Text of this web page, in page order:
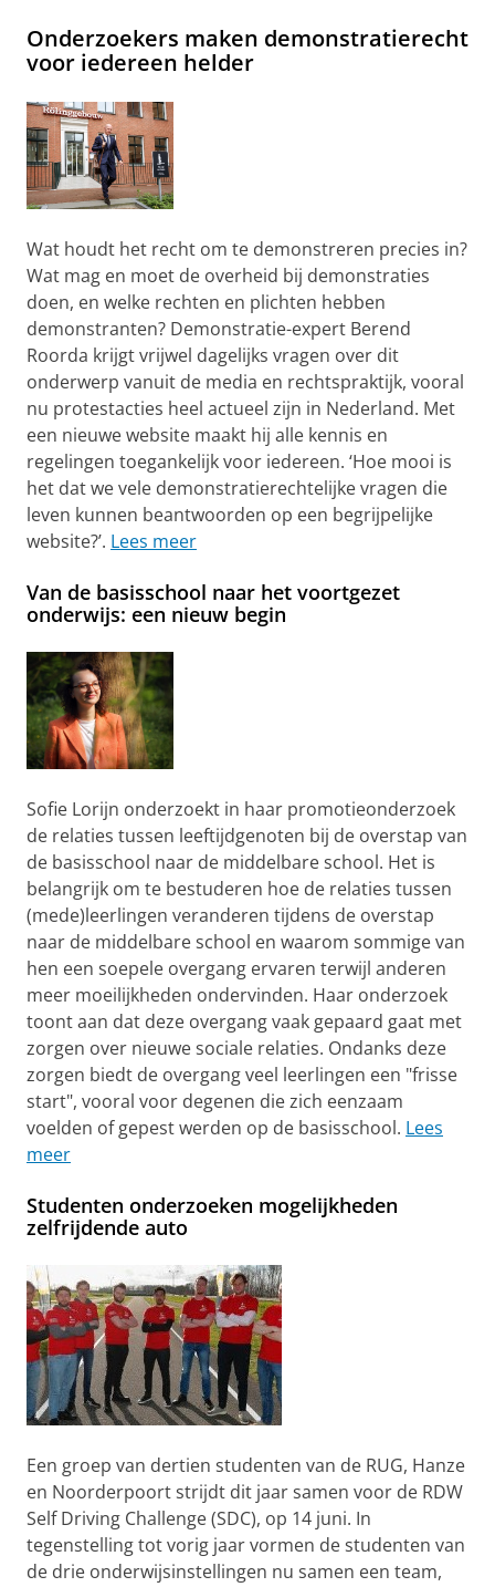
Onderzoekers maken demonstratierecht
voor iedereen helder
Wat houdt het recht om te demonstreren precies in?
Wat mag en moet de overheid bij demonstraties
doen, en welke rechten en plichten hebben
demonstranten? Demonstratie-expert Berend
Roorda krijgt vrijwel dagelijks vragen over dit
onderwerp vanuit de media en rechtspraktijk, vooral
nu protestacties heel actueel zijn in Nederland. Met
een nieuwe website maakt hij alle kennis en
regelingen toegankelijk voor iedereen. ‘Hoe mooi is
het dat we vele demonstratierechtelijke vragen die
leven kunnen beantwoorden op een begrijpelijke
website?’. Lees meer
Van de basisschool naar het voortgezet
onderwijs: een nieuw begin
Sofie Lorijn onderzoekt in haar promotieonderzoek
de relaties tussen leeftijdgenoten bij de overstap van
de basisschool naar de middelbare school. Het is
belangrijk om te bestuderen hoe de relaties tussen
(mede)leerlingen veranderen tijdens de overstap
naar de middelbare school en waarom sommige van
hen een soepele overgang ervaren terwijl anderen
meer moeilijkheden ondervinden. Haar onderzoek
toont aan dat deze overgang vaak gepaard gaat met
zorgen over nieuwe sociale relaties. Ondanks deze
zorgen biedt de overgang veel leerlingen een "frisse
start", vooral voor degenen die zich eenzaam
voelden of gepest werden op de basisschool. Lees
meer
Studenten onderzoeken mogelijkheden
zelfrijdende auto
Een groep van dertien studenten van de RUG, Hanze
en Noorderpoort strijdt dit jaar samen voor de RDW
Self Driving Challenge (SDC), op 14 juni. In
tegenstelling tot vorig jaar vormen de studenten van
de drie onderwijsinstellingen nu samen een team,